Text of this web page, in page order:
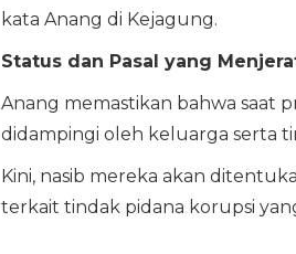
kata Anang di Kejagung.
Status dan Pasal yang
Anang memastikan bahwa saat
didampingi oleh keluarga serta
Kini, nasib mereka akan
terkait tindak pidana korupsi